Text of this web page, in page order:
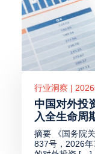
行业洞察 |
中国对外投
入全生命周
摘要 《国务院
837号，2026